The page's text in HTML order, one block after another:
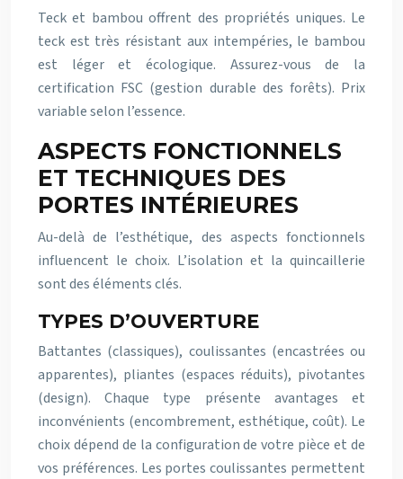
Teck et bambou offrent des propriétés uniques. Le
teck est très résistant aux intempéries, le bambou
est léger et écologique. Assurez-vous de la
certification FSC (gestion durable des forêts). Prix
variable selon l’essence.
ASPECTS FONCTIONNELS
ET TECHNIQUES DES
PORTES INTÉRIEURES
Au-delà de l’esthétique, des aspects fonctionnels
influencent le choix. L’isolation et la quincaillerie
sont des éléments clés.
TYPES D’OUVERTURE
Battantes (classiques), coulissantes (encastrées ou
apparentes), pliantes (espaces réduits), pivotantes
(design). Chaque type présente avantages et
inconvénients (encombrement, esthétique, coût). Le
choix dépend de la configuration de votre pièce et de
vos préférences. Les portes coulissantes permettent